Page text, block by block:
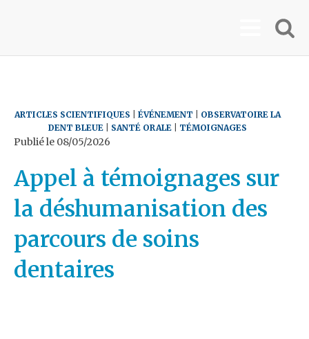
ARTICLES SCIENTIFIQUES ÉVÉNEMENT
OBSERVATOIRE LA
DENT BLEUE
SANTÉ ORALE TÉMOIGNAGES
Publié le 08/05/2026
Appel à témoignages sur
la déshumanisation des
parcours de soins
dentaires